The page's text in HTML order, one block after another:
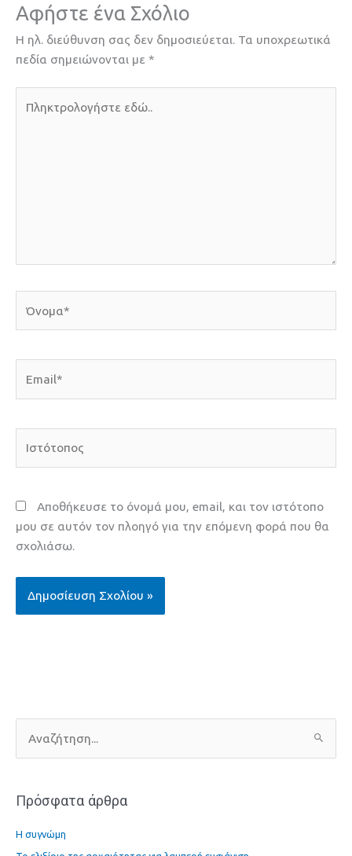
Αφήστε ένα Σχόλιο
Η ηλ. διεύθυνση σας δεν δημοσιεύεται. Τα υποχρεωτικά
πεδία σημειώνονται με *
εδώ..
Αποθήκευσε το όνομά μου, email, και τον ιστότοπο
μου σε αυτόν τον πλοηγό για την επόμενη φορά που θα
σχολιάσω.
ν
ζ
τ
Πρόσφατα άρθρα
Η συγνώμη